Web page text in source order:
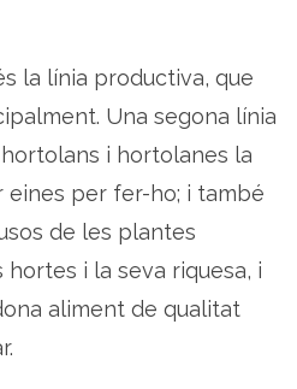
la línia productiva, que
Una segona línia
i hortolanes la
eines per fer-ho; i també
de les plantes
i la seva riquesa, i
aliment de qualitat